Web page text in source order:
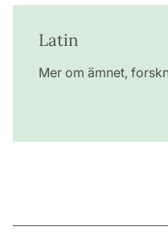
Latin
Mer om ämnet,